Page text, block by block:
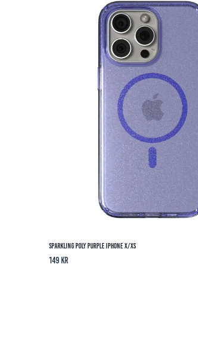
Sparkling Poly Purple iPhone X/XS
149 kr